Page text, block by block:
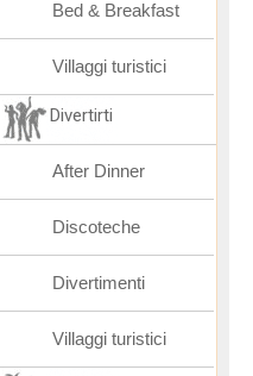
Bed & Breakfast
Villaggi turistici
Divertirti
After Dinner
Discoteche
Divertimenti
Villaggi turistici